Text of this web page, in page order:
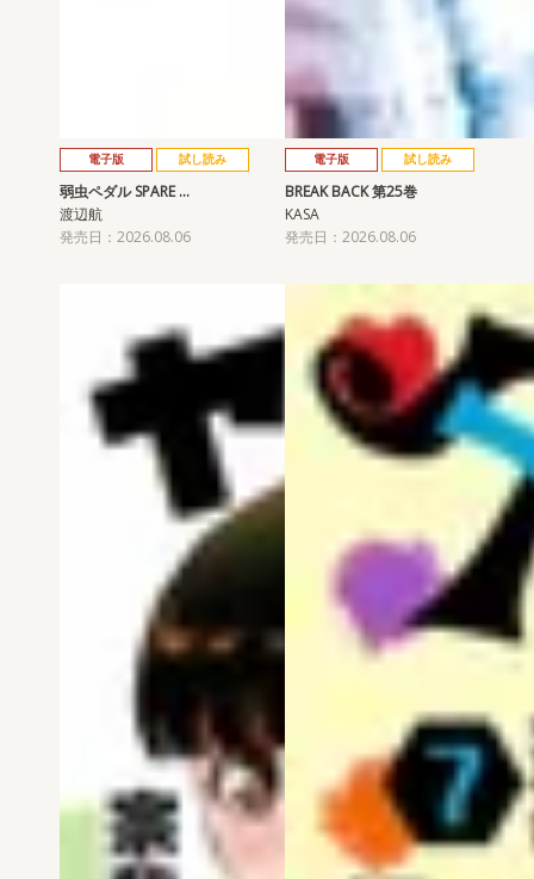
電子版 試し読み
弱虫ペダル SPARE …
渡辺航
発売日：2026.08.06
電子版 試し読み
BREAK BACK 第25巻
KASA
発売日：2026.08.06